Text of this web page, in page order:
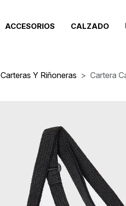
ACCESORIOS CALZADO
Carteras Y Riñoneras Cartera